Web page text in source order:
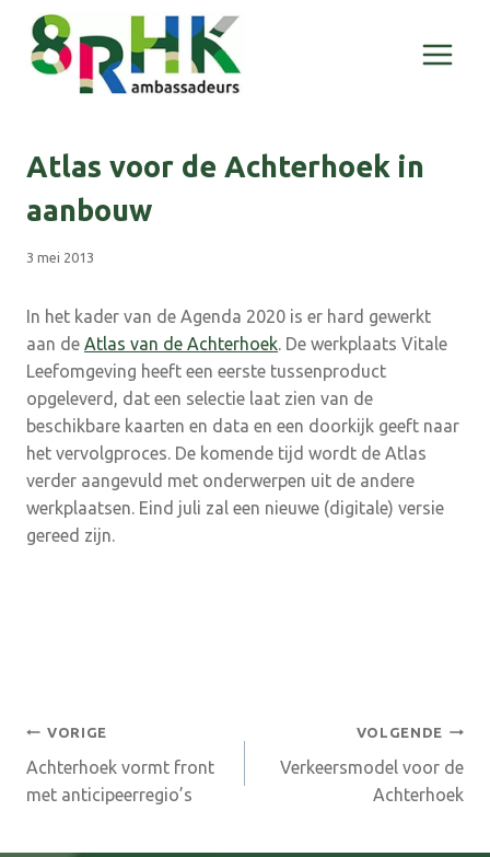
Doorgaan
naar
inhoud
Atlas voor de Achterhoek in
aanbouw
3 mei 2013
In het kader van de Agenda 2020 is er hard gewerkt
aan de Atlas van de Achterhoek. De werkplaats Vitale
Leefomgeving heeft een eerste tussenproduct
opgeleverd, dat een selectie laat zien van de
beschikbare kaarten en data en een doorkijk geeft naar
het vervolgproces. De komende tijd wordt de Atlas
verder aangevuld met onderwerpen uit de andere
werkplaatsen. Eind juli zal een nieuwe (digitale) versie
gereed zijn.
Bericht
navigatie
VORIGE
Achterhoek vormt front
met anticipeerregio’s
VOLGENDE
Verkeersmodel voor de
Achterhoek